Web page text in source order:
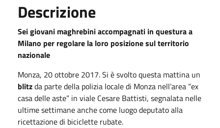
Descrizione
Sei giovani maghrebini accompagnati in questura a
Milano per regolare la loro posizione sul territorio
nazionale
Monza, 20 ottobre 2017. Si è svolto questa mattina un
blitzda parte della polizia locale di Monza nell’area “ex
casa delle aste” in viale Cesare Battisti, segnalata nelle
ultime settimane anche come luogo deputato alla
ricettazione di biciclette rubate.